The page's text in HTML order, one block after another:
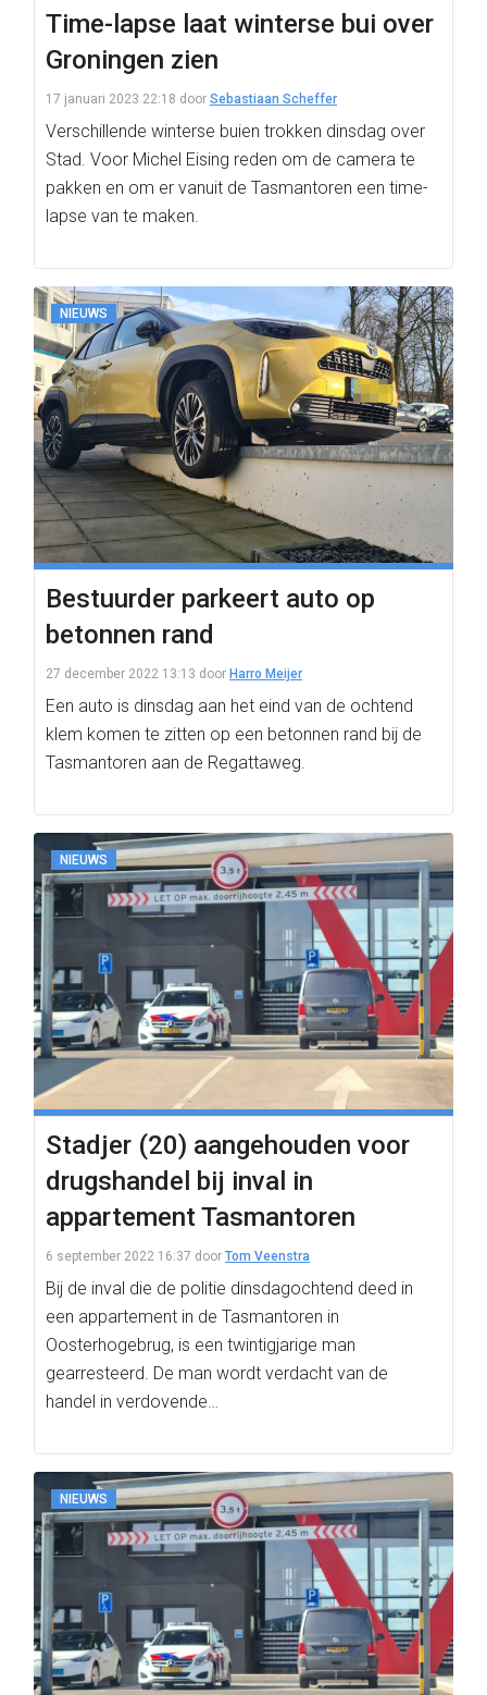
Time-lapse laat winterse bui over
Groningen zien
17 januari 2023 22:18 door Sebastiaan Scheffer
Verschillende winterse buien trokken dinsdag over
Stad. Voor Michel Eising reden om de camera te
pakken en om er vanuit de Tasmantoren een time-
lapse van te maken.
NIEUWS
Bestuurder parkeert auto op
betonnen rand
27 december 2022 13:13 door Harro Meijer
Een auto is dinsdag aan het eind van de ochtend
klem komen te zitten op een betonnen rand bij de
Tasmantoren aan de Regattaweg.
NIEUWS
Stadjer (20) aangehouden voor
drugshandel bij inval in
appartement Tasmantoren
6 september 2022 16:37 door Tom Veenstra
Bij de inval die de politie dinsdagochtend deed in
een appartement in de Tasmantoren in
Oosterhogebrug, is een twintigjarige man
gearresteerd. De man wordt verdacht van de
handel in verdovende…
NIEUWS